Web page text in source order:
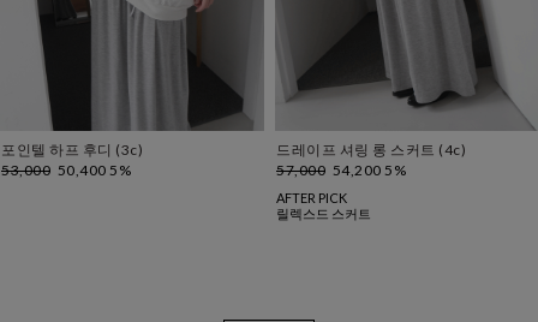
포인텔 하프 후디 (3c)
53,000 50,400 5%
드레이프 셔링 롱 스커트 (4c)
57,000 54,200 5%
AFTER PICK
릴렉스드 스커트